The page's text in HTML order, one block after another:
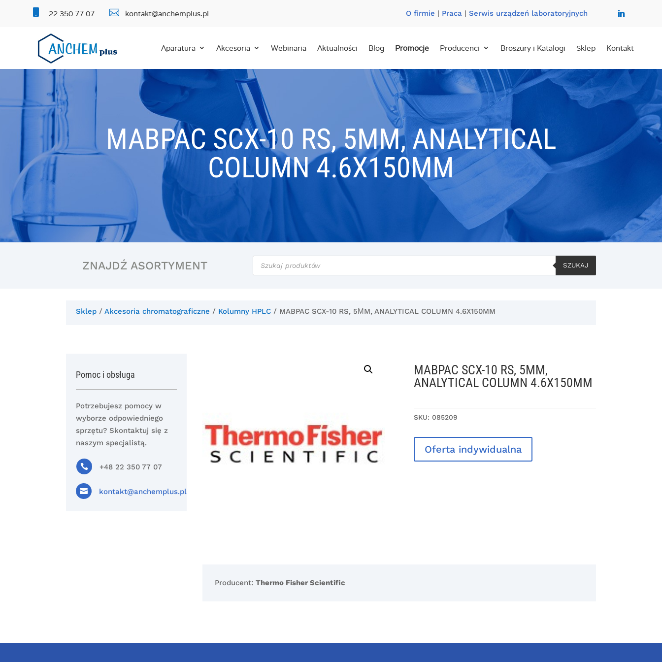
22 350 77 07  kontakt@anchemplus.pl O firmie | Praca| Serwis urządzeń laboratoryjnych
Aparatura Akcesoria Webinaria Aktualności Blog Promocje Producenci Broszury i Katalogi Sklep Kontakt
MABPAC SCX-10 RS, 5ΜM, ANALYTICAL
COLUMN 4.6X150MM
ZNAJDŹ ASORTYMENT
Wyszukiwarka
produktów
SZUKAJ
Sklep /Akcesoria chromatograficzne / Kolumny HPLC / MABPAC SCX-10 RS, 5ΜM, ANALYTICAL COLUMN 4.6X150MM
Pomoc i obsługa
Potrzebujesz pomocy w
wyborze odpowiedniego
sprzętu? Skontaktuj się z
naszym specjalistą.
 +48 22 350 77 07
 kontakt@anchemplus.pl
MABPAC SCX-10 RS, 5ΜM,
ANALYTICAL COLUMN 4.6X150MM
SKU: 085209
Oferta indywidualna
Producent:Thermo Fisher Scientific